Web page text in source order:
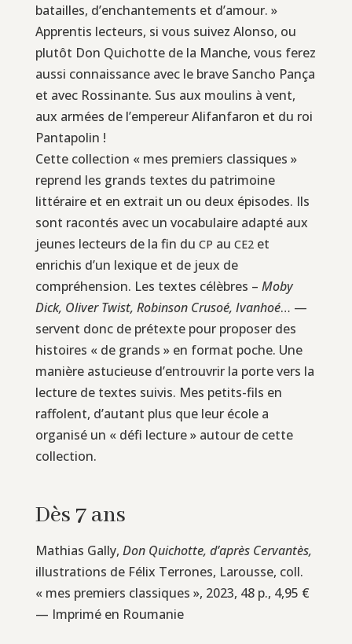
batailles, d’enchantements et d’amour. »
Apprentis lecteurs, si vous suivez Alonso, ou
plutôt Don Quichotte de la Manche, vous ferez
aussi connaissance avec le brave Sancho Pança
et avec Rossinante. Sus aux moulins à vent,
aux armées de l’empereur Alifanfaron et du roi
Pantapolin !
Cette collection « mes premiers classiques »
reprend les grands textes du patrimoine
littéraire et en extrait un ou deux épisodes. Ils
sont racontés avec un vocabulaire adapté aux
jeunes lecteurs de la fin du CP au CE2et
enrichis d’un lexique et de jeux de
compréhension. Les textes célèbres – Moby
Dick, Oliver Twist, Robinson Crusoé, Ivanhoé… —
servent donc de prétexte pour proposer des
histoires « de grands » en format poche. Une
manière astucieuse d’entrouvrir la porte vers la
lecture de textes suivis. Mes petits-fils en
raffolent, d’autant plus que leur école a
organisé un « défi lecture » autour de cette
collection.
Dès 7 ans
Mathias Gally, Don Quichotte, d’après Cervantès,
illustrations de Félix Terrones, Larousse, coll.
« mes premiers classiques », 2023, 48 p., 4,95 €
— Imprimé en Roumanie